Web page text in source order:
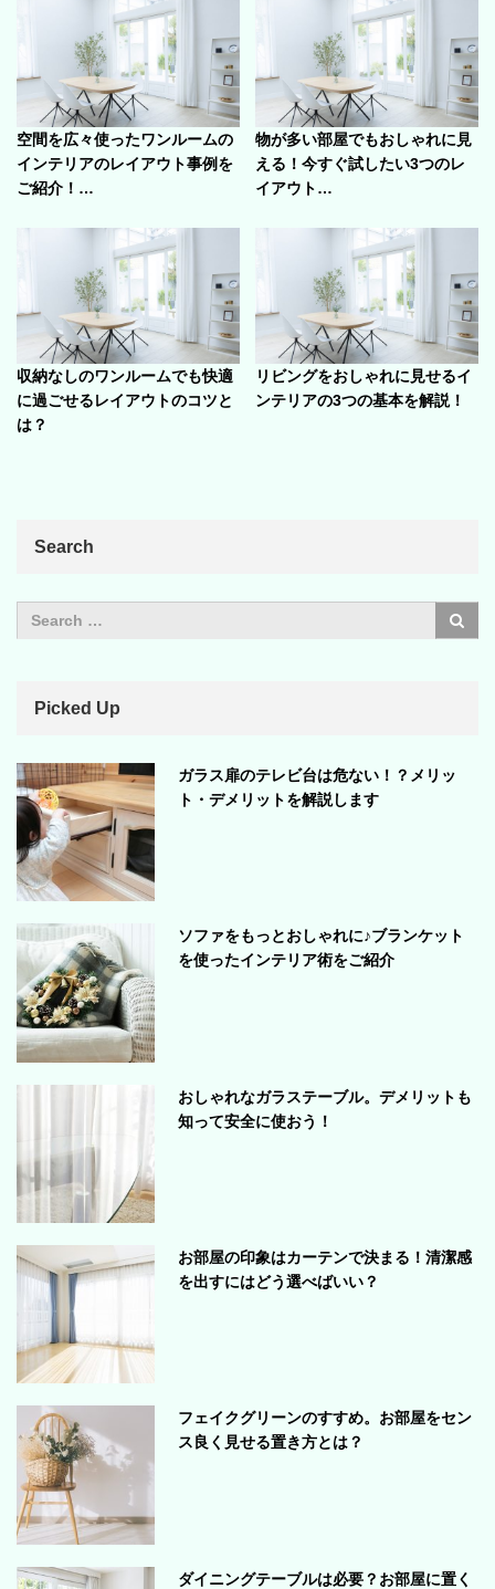
空間を広々使ったワンルームの
インテリアのレイアウト事例を
ご紹介！…
物が多い部屋でもおしゃれに見
える！今すぐ試したい3つのレ
イアウト…
収納なしのワンルームでも快適
に過ごせるレイアウトのコツと
は？
リビングをおしゃれに見せるイ
ンテリアの3つの基本を解説！
Search
Picked Up
ガラス扉のテレビ台は危ない！？メリッ
ト・デメリットを解説します
ソファをもっとおしゃれに♪ブランケット
を使ったインテリア術をご紹介
おしゃれなガラステーブル。デメリットも
知って安全に使おう！
お部屋の印象はカーテンで決まる！清潔感
を出すにはどう選べばいい？
フェイクグリーンのすすめ。お部屋をセン
ス良く見せる置き方とは？
ダイニングテーブルは必要？お部屋に置く